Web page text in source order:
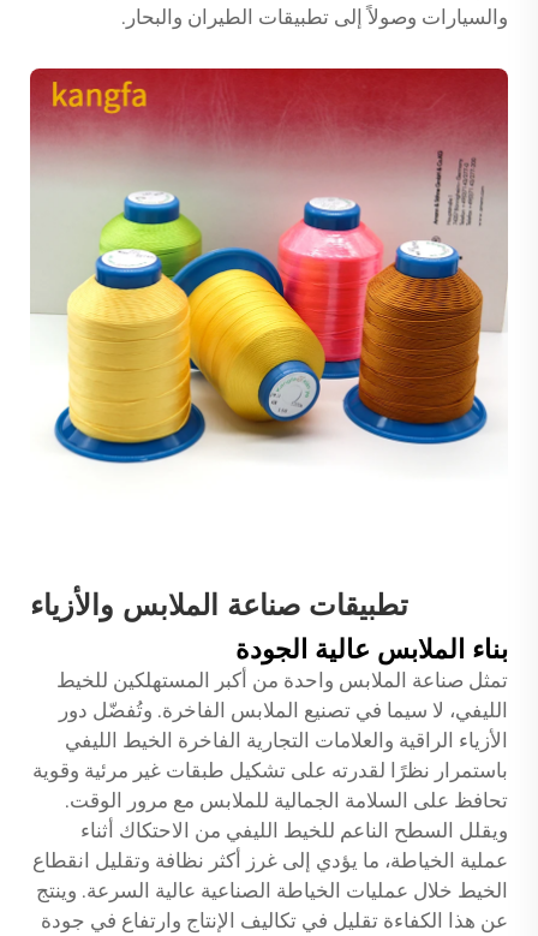
والسيارات وصولاً إلى تطبيقات الطيران والبحار.
تطبيقات صناعة الملابس والأزياء
بناء الملابس عالية الجودة
تمثل صناعة الملابس واحدة من أكبر المستهلكين للخيط
الليفي، لا سيما في تصنيع الملابس الفاخرة. وتُفضّل دور
الأزياء الراقية والعلامات التجارية الفاخرة الخيط الليفي
باستمرار نظرًا لقدرته على تشكيل طبقات غير مرئية وقوية
تحافظ على السلامة الجمالية للملابس مع مرور الوقت.
ويقلل السطح الناعم للخيط الليفي من الاحتكاك أثناء
عملية الخياطة، ما يؤدي إلى غرز أكثر نظافة وتقليل انقطاع
الخيط خلال عمليات الخياطة الصناعية عالية السرعة. وينتج
عن هذا الكفاءة تقليل في تكاليف الإنتاج وارتفاع في جودة